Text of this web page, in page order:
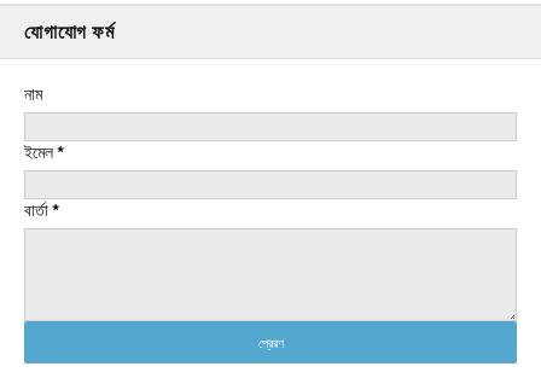
যোগাযোগ ফর্ম
নাম
ইমেল*
বার্তা*